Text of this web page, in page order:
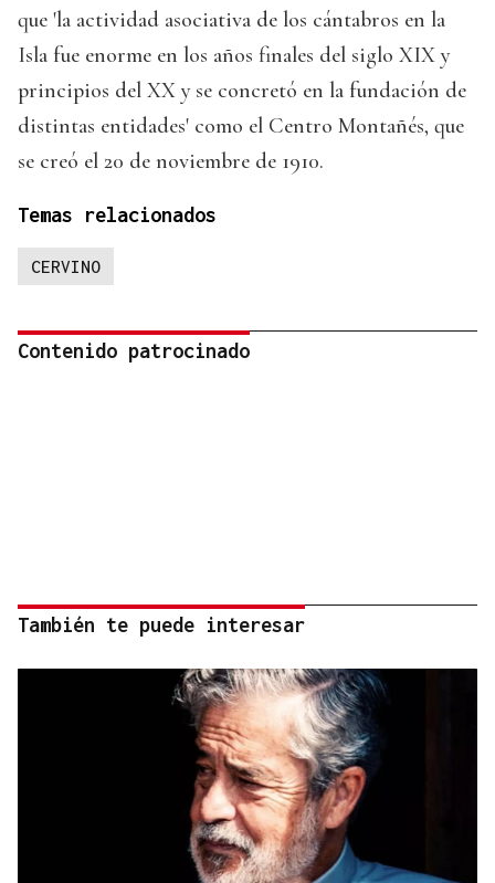
que 'la actividad asociativa de los cántabros en la
Isla fue enorme en los años finales del siglo XIX y
principios del XX y se concretó en la fundación de
distintas entidades' como el Centro Montañés, que
se creó el 20 de noviembre de 1910.
Temas relacionados
CERVINO
Contenido patrocinado
También te puede interesar